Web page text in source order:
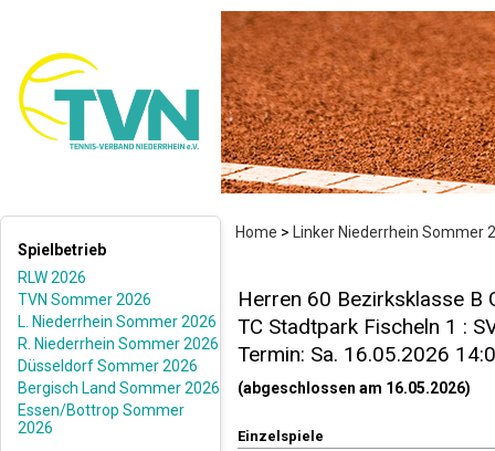
Home >
Linker Niederrhein Sommer
Spielbetrieb
RLW 2026
TVN Sommer 2026
L. Niederrhein Sommer 2026
R. Niederrhein Sommer 2026
Düsseldorf Sommer 2026
Bergisch Land Sommer 2026
Essen/Bottrop Sommer
2026
Herren 60 Bezirksklasse B
TC Stadtpark Fischeln 1 :
Termin: Sa. 16.05.2026
(abgeschlossen am 16.05.2026)
Einzelspiele